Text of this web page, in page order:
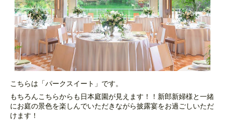
こちらは「パークスイート」です。
もちろんこちらからも日本庭園が見えます！！新郎新婦様と一緒
にお庭の景色を楽しんでいただきながら披露宴をお過ごしいただ
けます！